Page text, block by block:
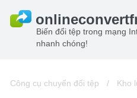
Biến đổi tệp trong mạng
nhanh chóng!
Công cụ chuyển đổi tệp / Kho